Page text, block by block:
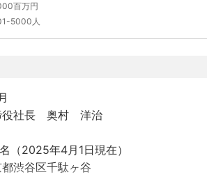
百万円
5000人
役社長 奥村 洋治
（2025年4月1日現在）
都渋谷区千駄ヶ谷